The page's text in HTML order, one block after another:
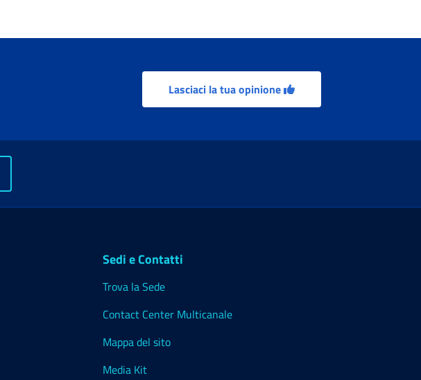
Lasciaci la tua opinione
Sedi e Contatti
Trova la Sede
Contact Center Multicanale
Mappa del sito
Media Kit